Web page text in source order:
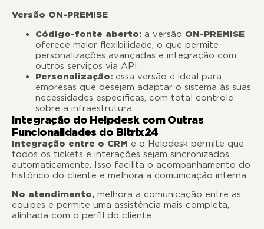
Versão ON-PREMISE
Código-fonte aberto: a versão ON-PREMISE
oferece maior flexibilidade, o que permite
personalizações avançadas e integração com
outros serviços via API.
Personalização: essa versão é ideal para
empresas que desejam adaptar o sistema às suas
necessidades específicas, com total controle
sobre a infraestrutura.
Integração do Helpdesk com Outras
Funcionalidades do Bitrix24
Integração entre o CRM e o Helpdesk permite que
todos os tickets e interações sejam sincronizados
automaticamente. Isso facilita o acompanhamento do
histórico do cliente e melhora a comunicação interna.
No atendimento, melhora a comunicação entre as
equipes e permite uma assistência mais completa,
alinhada com o perfil do cliente.